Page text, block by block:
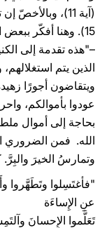
(آية 11)،
15). وهنا أفكّر
–"هذه تقدمة إلى
الذين يتم
ويتقاضون أجورًا
عودوا بأموالكم،
بحاجة إلى أموال
الله. فمن الضروري
وتمارسُ الخيرَ
"فأغتَسِلوا وتَطَهَّروا
عنِ الإِساءَة
تَعَلَّموا الإِحسانَ